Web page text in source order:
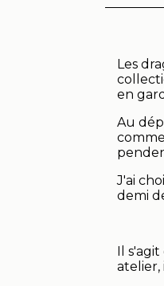
Les
en
Au
J'ai
demi
Il